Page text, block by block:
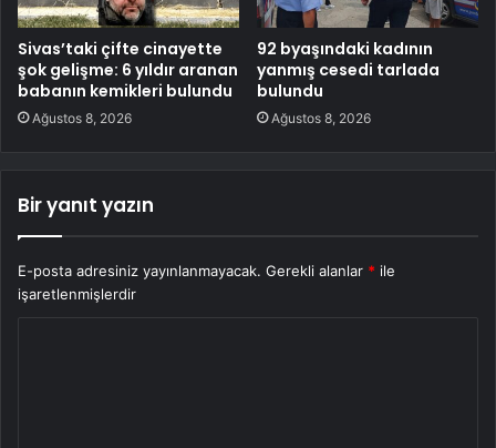
Sivas’taki çifte cinayette
şok gelişme: 6 yıldır aranan
babanın kemikleri bulundu
Ağustos 8, 2026
92 byaşındaki kadının
yanmış cesedi tarlada
bulundu
Ağustos 8, 2026
Bir yanıt yazın
E-posta adresiniz yayınlanmayacak. Gerekli alanlar * ile
işaretlenmişlerdir